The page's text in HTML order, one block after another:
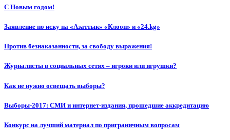
С Новым годом!
Заявление по иску на «Азаттык» «Клооп» и «24.kg»
Против безнаказанности, за свободу выражения!
Журналисты в социальных сетях – игроки или игрушки?
Как не нужно освещать выборы?
Выборы-2017: СМИ и интернет-издания, прошедшие аккредитацию
Конкурс на лучший материал по приграничным вопросам